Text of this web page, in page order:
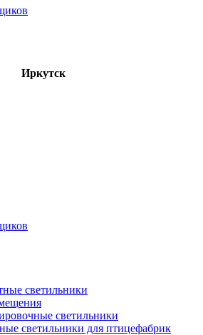
Иркутск
светильники
светильники
светильники для птицефабрик